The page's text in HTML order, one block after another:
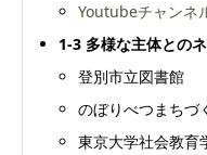
Youtubeチャンネ
1-3 多様な主体との
登別市立図書館
のぼりべつまちづ
東京大学社会教育